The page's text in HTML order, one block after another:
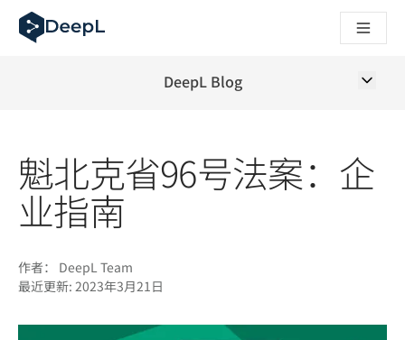
DeepL 人工智能智能体
DeepL Translation Flow：针对关键应用场景和集成的新型
How we brought Swiss German to DeepL
了解 Translation Flow：面向所有需要此类服务的团队，
从高质量文本翻译到实时语音平台
Building an instantly accessible voice demo with DeepL
DeepL Blog
魁北克省96号法案：企
业指南
作者：
DeepL Team
最近更新: 2023年3月21日